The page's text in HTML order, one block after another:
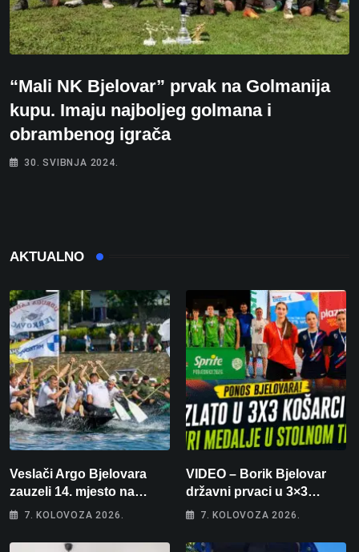
“Mali NK Bjelovar” prvak na Golmanija
kupu. Imaju najboljeg golmana i
obrambenog igrača
30. SVIBNJA 2024.
AKTUALNO
Veslači Argo Bjelovara
zauzeli 14. mjesto na
brzincu
7. KOLOVOZA 2026.
VIDEO – Borik Bjelovar
državni prvaci u 3×3
košarci, Klara Končar je
stolnom tenisu!
7. KOLOVOZA 2026.